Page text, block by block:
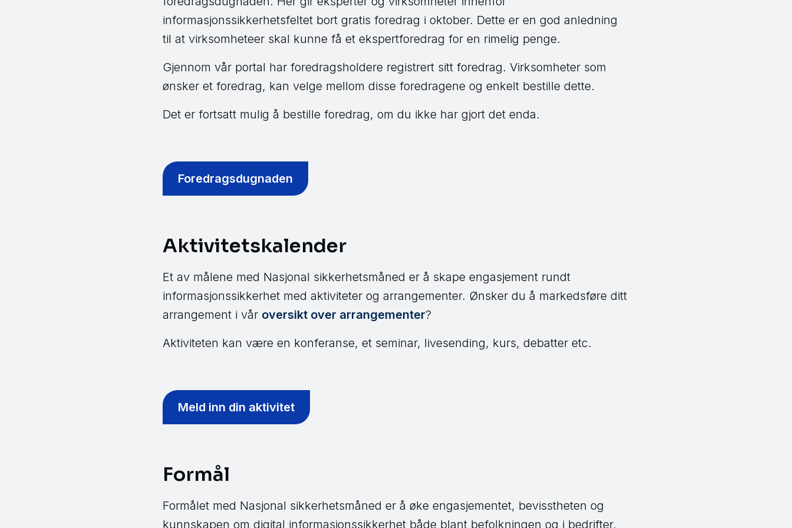
informasjonssikkerhetsfeltet bort gratis foredrag i oktober. Dette er en god anledning
til at virksomheteer skal kunne få et ekspertforedrag for en rimelig penge.
Gjennom vår portal har foredragsholdere registrert sitt foredrag. Virksomheter som
ønsker et foredrag, kan velge mellom disse foredragene og enkelt bestille dette.
Det er fortsatt mulig å bestille foredrag, om du ikke har gjort det enda.
Foredragsdugnaden
Aktivitetskalender
Et av målene med Nasjonal sikkerhetsmåned er å skape engasjement rundt
informasjonssikkerhet med aktiviteter og arrangementer. Ønsker du å markedsføre ditt
arrangement i vår oversikt over arrangementer?
Aktiviteten kan være en konferanse, et seminar, livesending, kurs, debatter etc.
Meld inn din aktivitet
Formål
Formålet med Nasjonal sikkerhetsmåned er å øke engasjementet, bevisstheten og
kunnskapen om digital informasjonssikkerhet både blant befolkningen og i bedrifter.